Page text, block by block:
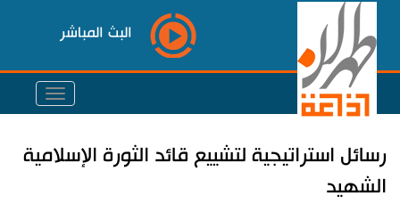
البث المباشر
رسائل استراتيجية لتشييع قائد الثورة الإسلامية
الشهيد